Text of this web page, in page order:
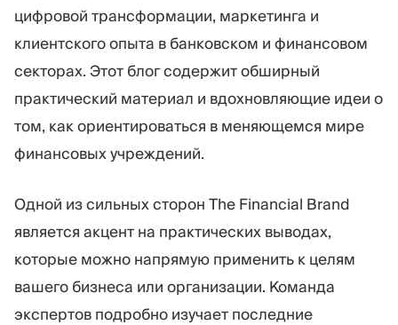
цифровой трансформации, маркетинга и
клиентского опыта в банковском и финансовом
секторах. Этот блог содержит обширный
практический материал и вдохновляющие идеи о
том, как ориентироваться в меняющемся мире
финансовых учреждений.
Одной из сильных сторон The Financial Brand
является акцент на практических выводах,
которые можно напрямую применить к целям
вашего бизнеса или организации. Команда
экспертов подробно изучает последние